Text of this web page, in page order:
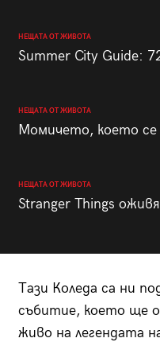
НЕЩАТА ОТ ЖИВОТА
Summer City Guide:
НЕЩАТА ОТ ЖИВОТА
Момичето, което се
НЕЩАТА ОТ ЖИВОТА
Stranger Things
Тази Коледа са ни
събитие, което ще
живо на легендата